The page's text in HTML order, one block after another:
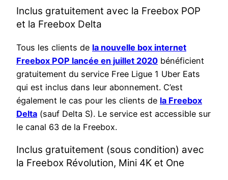
Inclus gratuitement avec la Freebox POP
et la Freebox Delta
Tous les clients de la nouvelle box internet
Freebox POP lancée en juillet 2020 bénéficient
gratuitement du service Free Ligue 1 Uber Eats
qui est inclus dans leur abonnement. C’est
également le cas pour les clients de la Freebox
Delta (sauf Delta S). Le service est accessible sur
le canal 63 de la Freebox.
Inclus gratuitement (sous condition) avec
la Freebox Révolution, Mini 4K et One